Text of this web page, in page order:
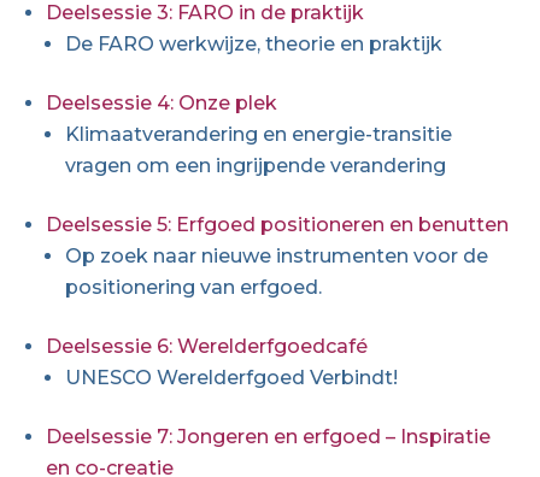
Deelsessie 3: FARO in de praktijk
De FARO werkwijze, theorie en praktijk
Deelsessie 4: Onze plek
Klimaatverandering en energie-transitie
vragen om een ingrijpende verandering
Deelsessie 5: Erfgoed positioneren en benutten
Op zoek naar nieuwe instrumenten voor de
positionering van erfgoed.
Deelsessie 6: Werelderfgoedcafé
UNESCO Werelderfgoed Verbindt!
Deelsessie 7: Jongeren en erfgoed – Inspiratie
en co-creatie